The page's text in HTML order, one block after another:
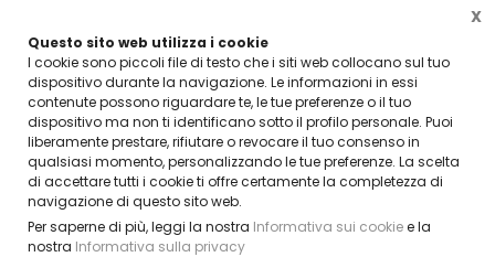
Questo sito web utilizza i cookie
I cookie sono piccoli file di testo che i siti web collocano sul tuo
dispositivo durante la navigazione. Le informazioni in essi
contenute possono riguardare te, le tue preferenze o il tuo
dispositivo ma non ti identificano sotto il profilo personale. Puoi
liberamente prestare, rifiutare o revocare il tuo consenso in
qualsiasi momento, personalizzando le tue preferenze. La scelta
di accettare tutti i cookie ti offre certamente la completezza di
navigazione di questo sito web.
Per saperne di più, leggi la nostra Informativa sui cookiee la
nostra Informativa sulla privacy
X
VUOI DIVENTARE UN NOSTRO RIVENDITORE?
CONTATTACI
Home Vetreria Scale in Vetro